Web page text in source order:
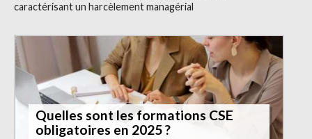
caractérisant un harcèlement managérial
Quelles sont les formations CSE
obligatoires en 2025 ?